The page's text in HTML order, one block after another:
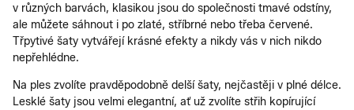
v různých barvách, klasikou jsou do společnosti tmavé odstíny,
ale můžete sáhnout i po zlaté, stříbrné nebo třeba červené.
Třpytivé šaty vytvářejí krásné efekty a nikdy vás v nich nikdo
nepřehlédne.
Na ples zvolíte pravděpodobně delší šaty, nejčastěji v plné délce.
Lesklé šaty jsou velmi elegantní, ať už zvolíte střih kopírující